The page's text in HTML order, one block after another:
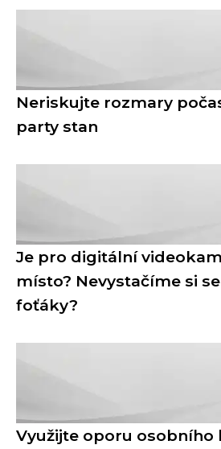
Neriskujte rozmary
party stan
Je pro digitální
místo? Nevystačíme si
foťáky?
Využijte oporu osobního